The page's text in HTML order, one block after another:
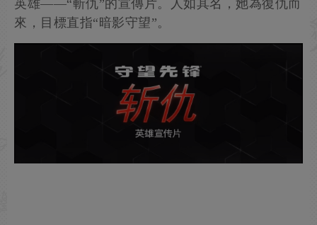
英雄——“斬仇”的宣傳片。人如其名，她為復仇而
來，目標直指“暗影守望”。